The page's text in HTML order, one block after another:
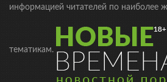
информацией читателей по наиболее
тематикам.